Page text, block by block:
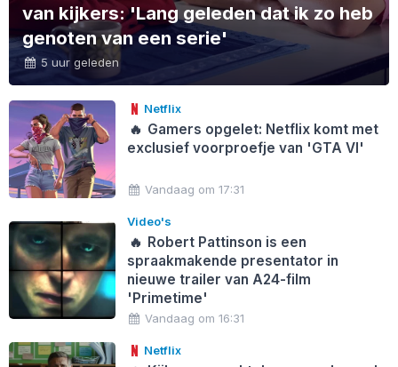
van kijkers: 'Lang geleden dat ik zo heb
genoten van een serie'
5 uur geleden
Netflix
🔥 Gamers opgelet: Netflix komt met
exclusief voorproefje van 'GTA VI'
Vandaag om 17:31
Video's
🔥 Robert Pattinson is een
spraakmakende presentator in
nieuwe trailer van A24-film
'Primetime'
Vandaag om 16:31
Netflix